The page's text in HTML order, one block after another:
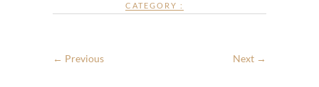
CATEGORY :
← Previous Next →